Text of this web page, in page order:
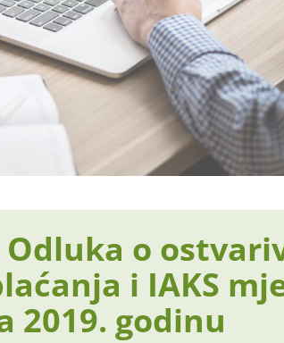
o
i IAKS
2019. godinu